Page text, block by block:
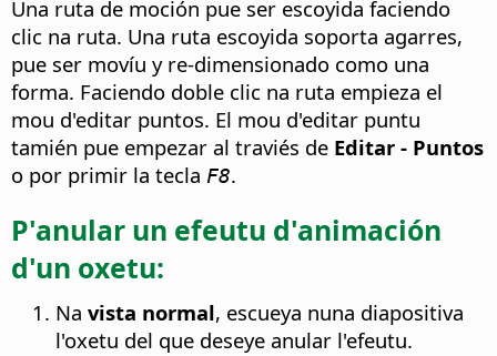
Una ruta de moción pue ser escoyida faciendo
clic na ruta. Una ruta escoyida soporta agarres,
pue ser movíu y re-dimensionado como una
forma. Faciendo doble clic na ruta empieza el
mou d'editar puntos. El mou d'editar puntu
tamién pue empezar al traviés de Editar - Puntos
o por primir la tecla F8.
P'anular un efeutu d'animación
d'un oxetu:
Na vista normal, escueya nuna diapositiva
l'oxetu del que deseye anular l'efeutu.